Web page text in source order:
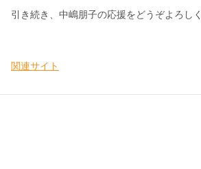
引き続き、中嶋朋子の応援をどうぞよろし
関連サイト